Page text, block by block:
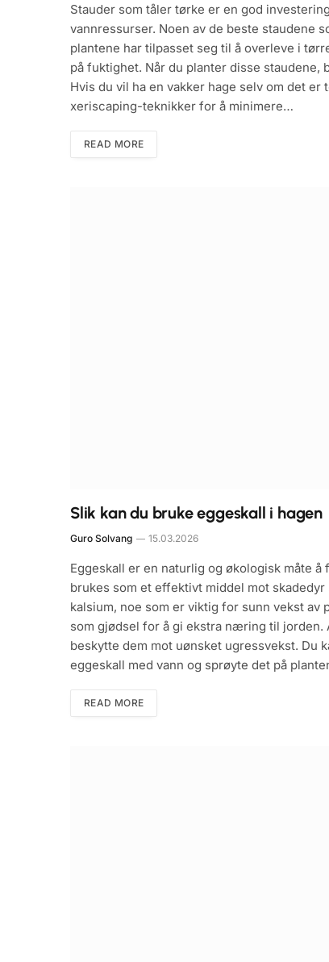
Stauder som tåler tørke er en god
vannressurser. Noen av de beste staudene
plantene har tilpasset seg til å overleve i
på fuktighet. Når du planter disse
Hvis du vil ha en vakker hage selv om det
xeriscaping-teknikker for å minimere…
READ MORE
Slik kan du bruke eggeskall i hagen
Guro Solvang 15.03.2026
Eggeskall er en naturlig og økologisk måte
brukes som et effektivt middel mot
kalsium, noe som er viktig for sunn vekst av
som gjødsel for å gi ekstra næring til jorden.
beskytte dem mot uønsket ugressvekst. Du
eggeskall med vann og sprøyte det på
READ MORE